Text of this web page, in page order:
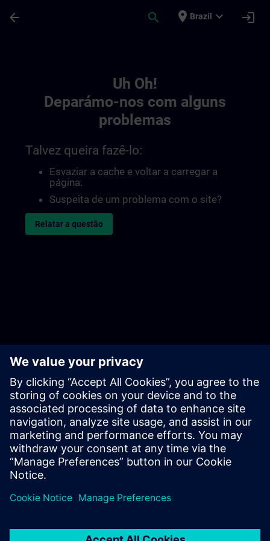
arrow_back search place Brazil expand_more login
Uh Oh!
Deparámo-nos com alguns
problemas
Talvez queira fazê-lo:
Esvaziar a cache e voltar a carregar a
página.
Suspeita de um problema com o site?
Relatar a questão